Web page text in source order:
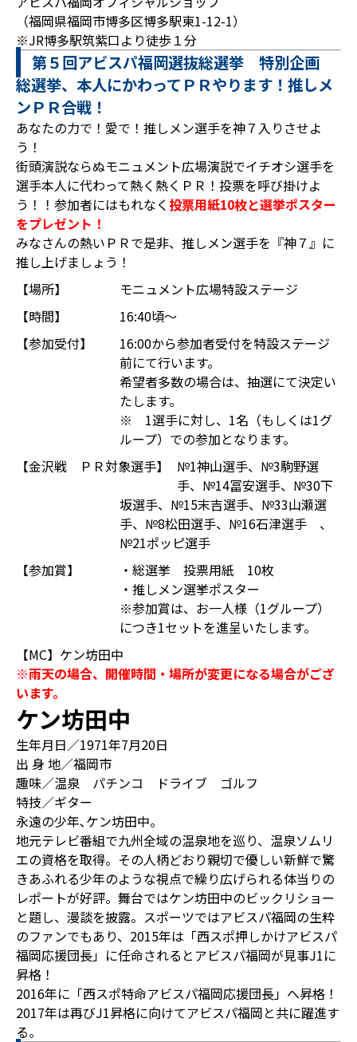
（福岡県福岡市博多区博多駅東1-12-1）
※JR博多駅筑紫口より徒歩１分
第５回アビスパ福岡選抜総選挙 特別企画
総選挙、本人にかわってＰＲやります！推しメ
ンＰＲ合戦！
あなたの力で！愛で！推しメン選手を神７入りさせよ
う！
街頭演説ならぬモニュメント広場演説でイチオシ選手を
選手本人に代わって熱く熱くＰＲ！投票を呼び掛けよ
う！！参加者にはもれなく 投票用紙10枚と選挙ポスター
をプレゼント！
みなさんの熱いＰＲで是非、推しメン選手を『神７』に
推し上げましょう！
【場所】
モニュメント広場特設ステージ
【時間】
16:40頃～
【参加受付】
16:00から参加者受付を特設ステージ
前にて行います。
希望者多数の場合は、抽選にて決定い
たします。
※ 1選手に対し、1名（もしくは1グ
ループ）での参加となります。
【金沢戦 ＰＲ対象選手】
№1神山選手、№3駒野選
手、№14冨安選手、№30下
坂選手、№15末吉選手、№33山瀬選
手、№8松田選手、№16石津選手 、
№21ポッピ選手
【参加賞】
・総選挙 投票用紙 10枚
・推しメン選挙ポスター
※参加賞は、お一人様（1グループ）
につき1セットを進呈いたします。
【MC】ケン坊田中
※雨天の場合、開催時間・場所が変更になる場合がござ
います。
ケン坊田中
生年月日／1971年7月20日
出 身 地／福岡市
趣味／温泉 パチンコ ドライブ ゴルフ
特技／ギター
永遠の少年､ケン坊田中。
地元テレビ番組で九州全域の温泉地を巡り、温泉ソムリ
エの資格を取得。その人柄どおり親切で優しい新鮮で驚
きあふれる少年のような視点で繰り広げられる体当りの
レポートが好評。舞台ではケン坊田中のビックリショー
と題し、漫談を披露。スポーツではアビスパ福岡の生粋
のファンでもあり、2015年は「西スポ押しかけアビスパ
福岡応援団長」に任命されるとアビスパ福岡が見事J1に
昇格！
2016年に「西スポ特命アビスパ福岡応援団長」へ昇格！
2017年は再びJ1昇格に向けてアビスパ福岡と共に躍進す
る。